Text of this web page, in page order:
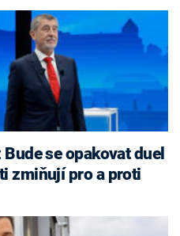
zmiňují pro a proti